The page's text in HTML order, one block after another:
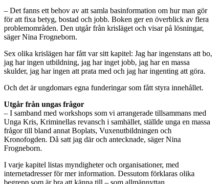
– Det fanns ett behov av att samla basinformation om hur man gör
för att fixa betyg, bostad och jobb. Boken ger en överblick av flera
problemområden. Den utgår från krisläget och visar på lösningar,
säger Nina Frogneborn.
Sex olika krislägen har fått var sitt kapitel: Jag har ingenstans att bo,
jag har ingen utbildning, jag har inget jobb, jag har en massa
skulder, jag har ingen att prata med och jag har ingenting att göra.
Och det är ungdomars egna funderingar som fått styra innehållet.
Utgår från ungas frågor
– I samband med workshops som vi arrangerade tillsammans med
Unga Kris, Kriminellas revansch i samhället, ställde unga en massa
frågor till bland annat Boplats, Vuxenutbildningen och
Kronofogden. Då satt jag där och antecknade, säger Nina
Frogneborn.
I varje kapitel listas myndigheter och organisationer, med
internetadresser för mer information. Dessutom förklaras olika
begrepp som är bra att känna till – som allmännyttan,